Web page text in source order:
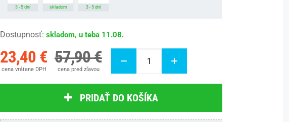
3 - 5 dní skladom 3 - 5 dní
Dostupnosť: skladom, u teba 11.08.
23,40 €
cena vrátane DPH
57,90 €
cena pred zľavou
PRIDAŤ DO KOŠÍKA